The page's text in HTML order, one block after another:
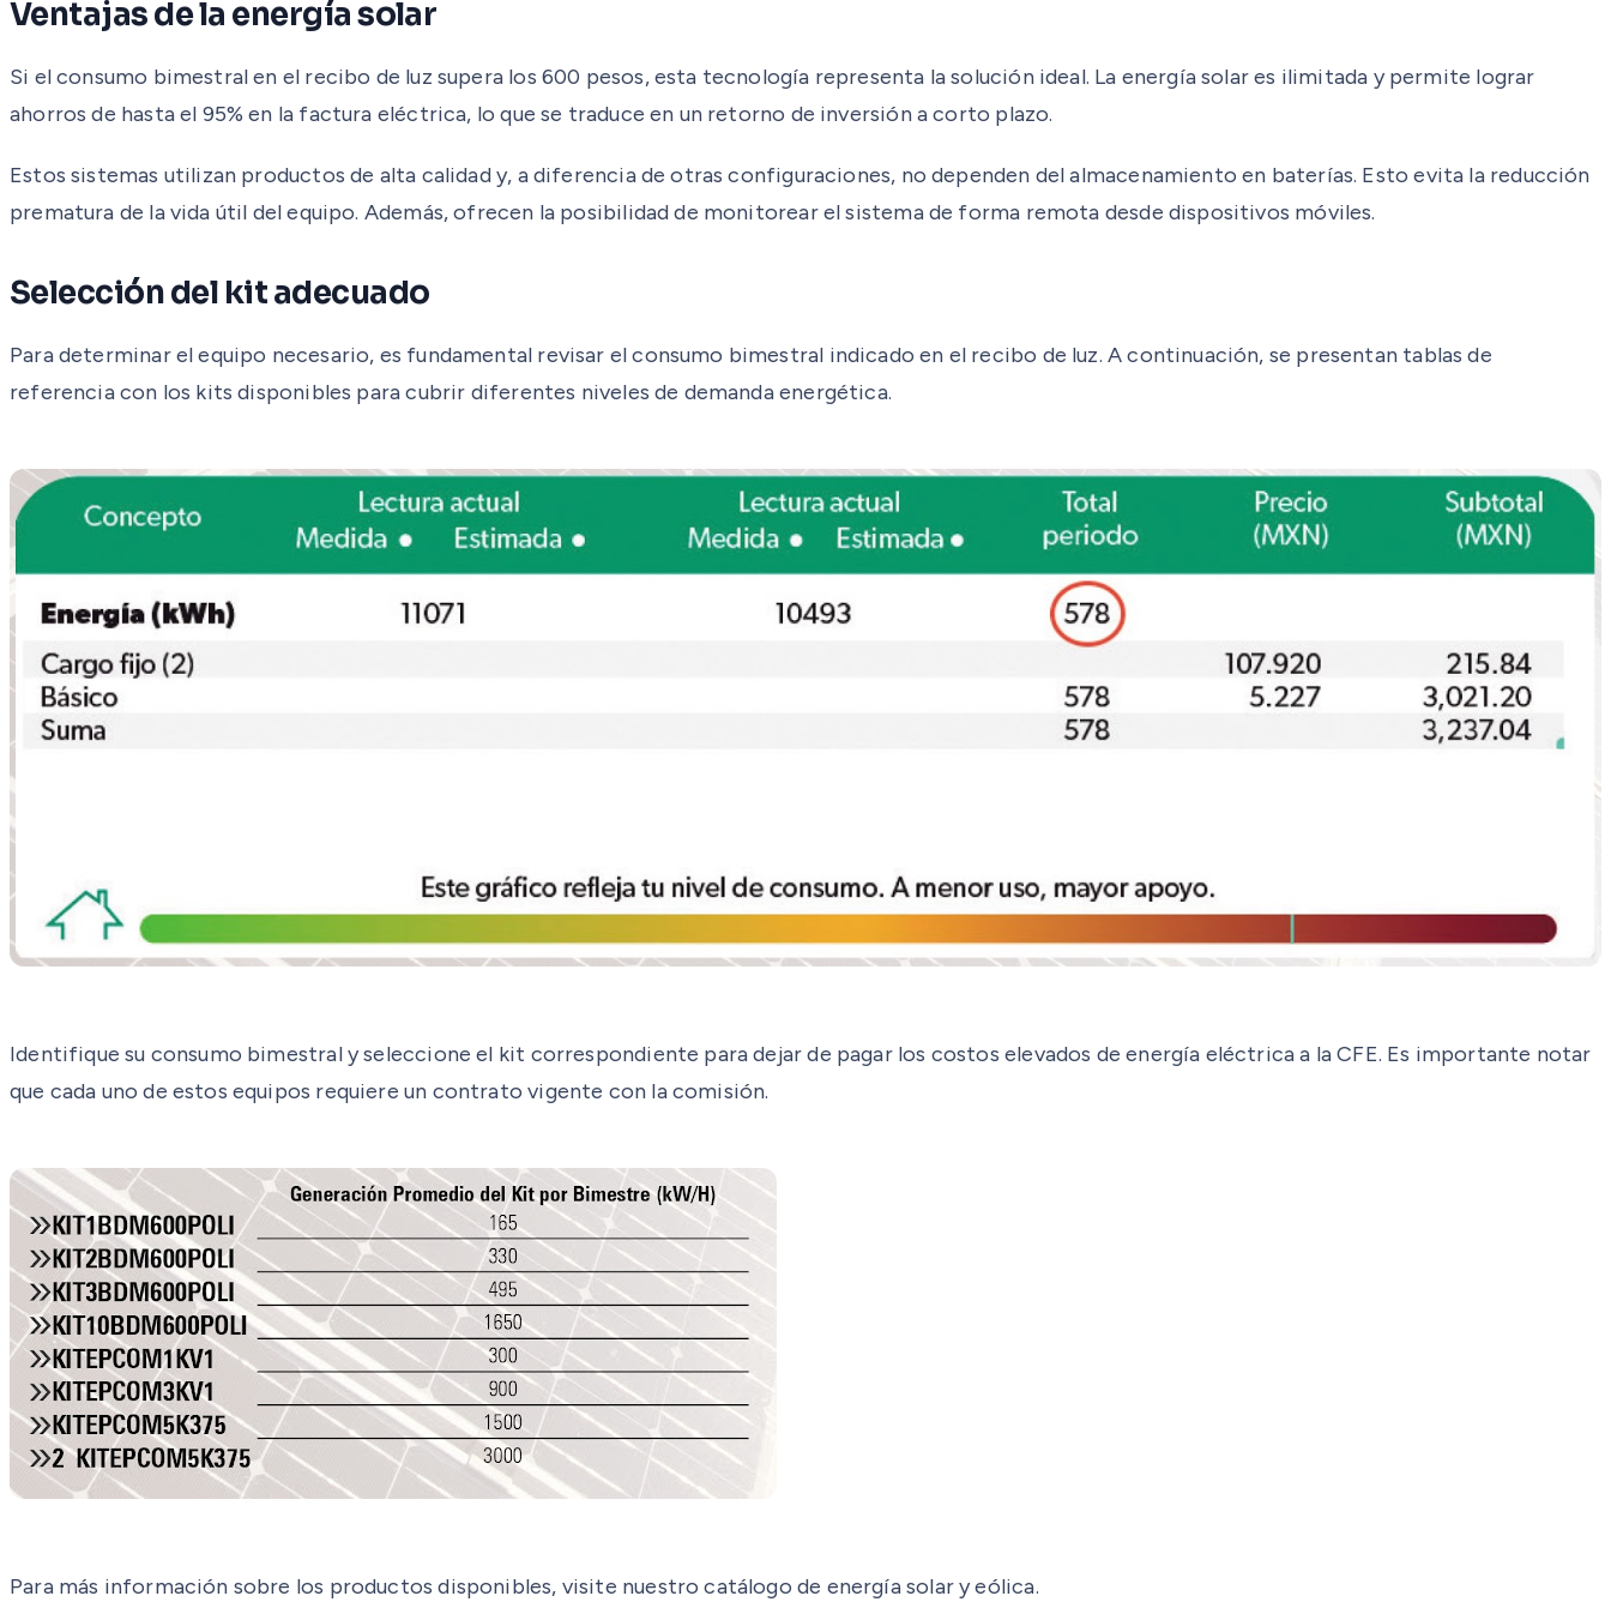
Ventajas de la energía solar
Si el consumo bimestral en el recibo de luz supera los 600 pesos, esta tecnología representa la solución ideal. La energía solar es ilimitada y permite lograr
ahorros de hasta el 95% en la factura eléctrica, lo que se traduce en un retorno de inversión a corto plazo.
Estos sistemas utilizan productos de alta calidad y, a diferencia de otras configuraciones, no dependen del almacenamiento en baterías. Esto evita la reducción
prematura de la vida útil del equipo. Además, ofrecen la posibilidad de monitorear el sistema de forma remota desde dispositivos móviles.
Selección del kit adecuado
Para determinar el equipo necesario, es fundamental revisar el consumo bimestral indicado en el recibo de luz. A continuación, se presentan tablas de
referencia con los kits disponibles para cubrir diferentes niveles de demanda energética.
Identifique su consumo bimestral y seleccione el kit correspondiente para dejar de pagar los costos elevados de energía eléctrica a la CFE. Es importante notar
que cada uno de estos equipos requiere un contrato vigente con la comisión.
Para más información sobre los productos disponibles, visite nuestro catálogo de energía solar y eólica.